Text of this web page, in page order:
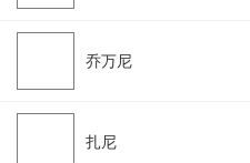
乔万尼
扎尼